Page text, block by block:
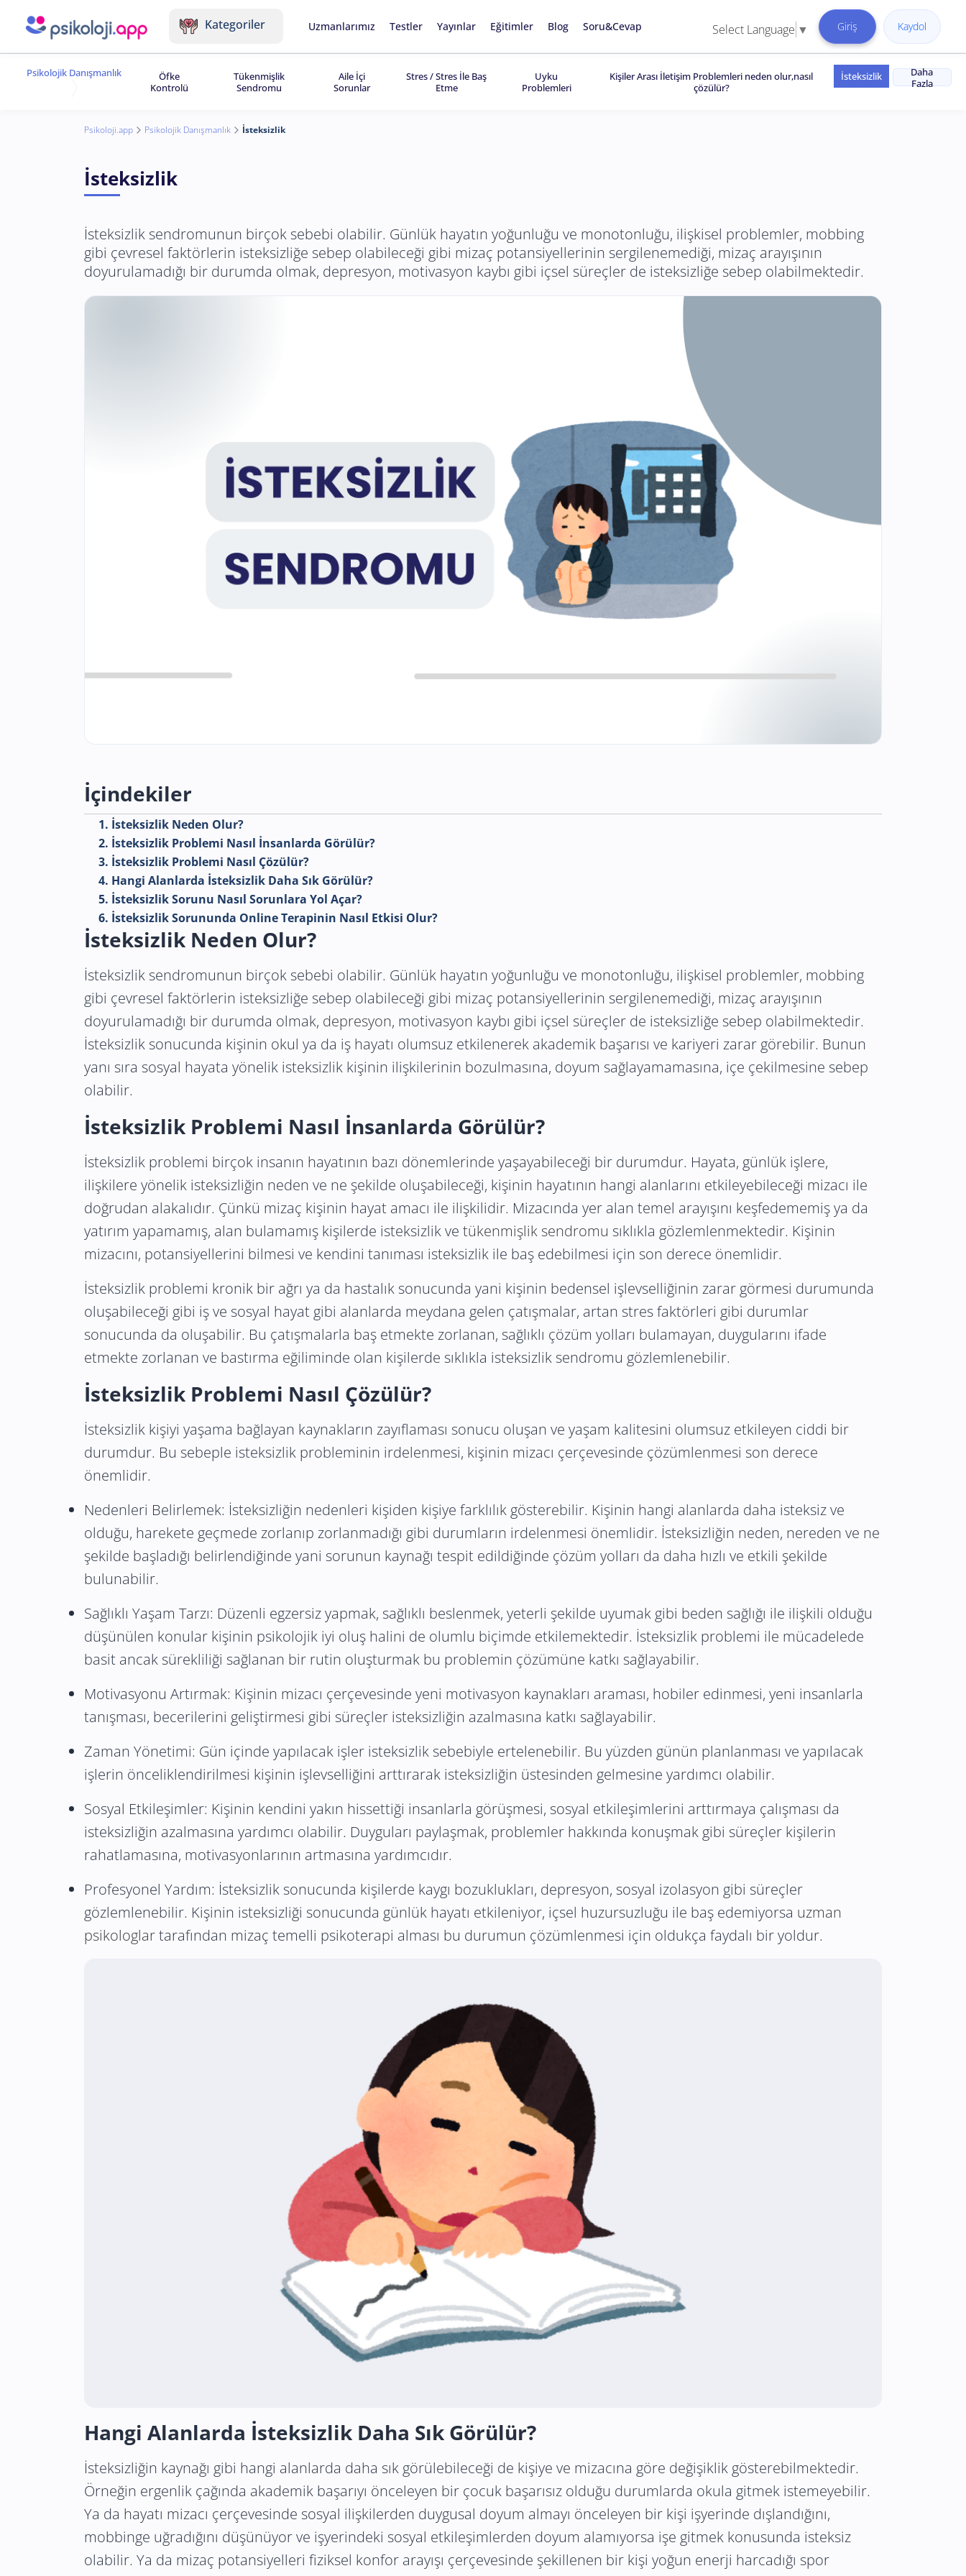
Kategoriler Uzmanlarımız Testler Yayınlar Eğitimler Blog Soru&Cevap Select Language ▼ Giriş Kaydol
Psikolojik Danışmanlık
Öfke
Kontrolü
Tükenmişlik
Sendromu
Aile İçi
Sorunlar
Stres / Stres İle Baş
Etme
Uyku
Problemleri
Kişiler Arası İletişim Problemleri neden olur,nasıl
çözülür?
İsteksizlik
Daha
Fazla
Psikoloji.app Psikolojik Danışmanlık İsteksizlik
İsteksizlik
İsteksizlik sendromunun birçok sebebi olabilir. Günlük hayatın yoğunluğu ve monotonluğu, ilişkisel problemler, mobbing
gibi çevresel faktörlerin isteksizliğe sebep olabileceği gibi mizaç potansiyellerinin sergilenemediği, mizaç arayışının
doyurulamadığı bir durumda olmak, depresyon, motivasyon kaybı gibi içsel süreçler de isteksizliğe sebep olabilmektedir.
İçindekiler
1. İsteksizlik Neden Olur?
2. İsteksizlik Problemi Nasıl İnsanlarda Görülür?
3. İsteksizlik Problemi Nasıl Çözülür?
4. Hangi Alanlarda İsteksizlik Daha Sık Görülür?
5. İsteksizlik Sorunu Nasıl Sorunlara Yol Açar?
6. İsteksizlik Sorununda Online Terapinin Nasıl Etkisi Olur?
İsteksizlik Neden Olur?
İsteksizlik sendromunun birçok sebebi olabilir. Günlük hayatın yoğunluğu ve monotonluğu, ilişkisel problemler, mobbing
gibi çevresel faktörlerin isteksizliğe sebep olabileceği gibi mizaç potansiyellerinin sergilenemediği, mizaç arayışının
doyurulamadığı bir durumda olmak, depresyon, motivasyon kaybı gibi içsel süreçler de isteksizliğe sebep olabilmektedir.
İsteksizlik sonucunda kişinin okul ya da iş hayatı olumsuz etkilenerek akademik başarısı ve kariyeri zarar görebilir. Bunun
yanı sıra sosyal hayata yönelik isteksizlik kişinin ilişkilerinin bozulmasına, doyum sağlayamamasına, içe çekilmesine sebep
olabilir.
İsteksizlik Problemi Nasıl İnsanlarda Görülür?
İsteksizlik problemi birçok insanın hayatının bazı dönemlerinde yaşayabileceği bir durumdur. Hayata, günlük işlere,
ilişkilere yönelik isteksizliğin neden ve ne şekilde oluşabileceği, kişinin hayatının hangi alanlarını etkileyebileceği mizacı ile
doğrudan alakalıdır. Çünkü mizaç kişinin hayat amacı ile ilişkilidir. Mizacında yer alan temel arayışını keşfedememiş ya da
yatırım yapamamış, alan bulamamış kişilerde isteksizlik ve tükenmişlik sendromu sıklıkla gözlemlenmektedir. Kişinin
mizacını, potansiyellerini bilmesi ve kendini tanıması isteksizlik ile baş edebilmesi için son derece önemlidir.
İsteksizlik problemi kronik bir ağrı ya da hastalık sonucunda yani kişinin bedensel işlevselliğinin zarar görmesi durumunda
oluşabileceği gibi iş ve sosyal hayat gibi alanlarda meydana gelen çatışmalar, artan stres faktörleri gibi durumlar
sonucunda da oluşabilir. Bu çatışmalarla baş etmekte zorlanan, sağlıklı çözüm yolları bulamayan, duygularını ifade
etmekte zorlanan ve bastırma eğiliminde olan kişilerde sıklıkla isteksizlik sendromu gözlemlenebilir.
İsteksizlik Problemi Nasıl Çözülür?
İsteksizlik kişiyi yaşama bağlayan kaynakların zayıflaması sonucu oluşan ve yaşam kalitesini olumsuz etkileyen ciddi bir
durumdur. Bu sebeple isteksizlik probleminin irdelenmesi, kişinin mizacı çerçevesinde çözümlenmesi son derece
önemlidir.
Nedenleri Belirlemek: İsteksizliğin nedenleri kişiden kişiye farklılık gösterebilir. Kişinin hangi alanlarda daha isteksiz ve
olduğu, harekete geçmede zorlanıp zorlanmadığı gibi durumların irdelenmesi önemlidir. İsteksizliğin neden, nereden ve ne
şekilde başladığı belirlendiğinde yani sorunun kaynağı tespit edildiğinde çözüm yolları da daha hızlı ve etkili şekilde
bulunabilir.
Sağlıklı Yaşam Tarzı: Düzenli egzersiz yapmak, sağlıklı beslenmek, yeterli şekilde uyumak gibi beden sağlığı ile ilişkili olduğu
düşünülen konular kişinin psikolojik iyi oluş halini de olumlu biçimde etkilemektedir. İsteksizlik problemi ile mücadelede
basit ancak sürekliliği sağlanan bir rutin oluşturmak bu problemin çözümüne katkı sağlayabilir.
Motivasyonu Artırmak: Kişinin mizacı çerçevesinde yeni motivasyon kaynakları araması, hobiler edinmesi, yeni insanlarla
tanışması, becerilerini geliştirmesi gibi süreçler isteksizliğin azalmasına katkı sağlayabilir.
Zaman Yönetimi: Gün içinde yapılacak işler isteksizlik sebebiyle ertelenebilir. Bu yüzden günün planlanması ve yapılacak
işlerin önceliklendirilmesi kişinin işlevselliğini arttırarak isteksizliğin üstesinden gelmesine yardımcı olabilir.
Sosyal Etkileşimler: Kişinin kendini yakın hissettiği insanlarla görüşmesi, sosyal etkileşimlerini arttırmaya çalışması da
isteksizliğin azalmasına yardımcı olabilir. Duyguları paylaşmak, problemler hakkında konuşmak gibi süreçler kişilerin
rahatlamasına, motivasyonlarının artmasına yardımcıdır.
Profesyonel Yardım: İsteksizlik sonucunda kişilerde kaygı bozuklukları, depresyon, sosyal izolasyon gibi süreçler
gözlemlenebilir. Kişinin isteksizliği sonucunda günlük hayatı etkileniyor, içsel huzursuzluğu ile baş edemiyorsa uzman
psikologlartarafından mizaç temelli psikoterapi alması bu durumun çözümlenmesi için oldukça faydalı bir yoldur.
Hangi Alanlarda İsteksizlik Daha Sık Görülür?
İsteksizliğin kaynağı gibi hangi alanlarda daha sık görülebileceği de kişiye ve mizacına göre değişiklik gösterebilmektedir.
Örneğin ergenlik çağında akademik başarıyı önceleyen bir çocuk başarısız olduğu durumlarda okula gitmek istemeyebilir.
Ya da hayatı mizacı çerçevesinde sosyal ilişkilerden duygusal doyum almayı önceleyen bir kişi işyerinde dışlandığını,
mobbinge uğradığını düşünüyor ve işyerindeki sosyal etkileşimlerden doyum alamıyorsa işe gitmek konusunda isteksiz
olabilir. Ya da mizaç potansiyelleri fiziksel konfor arayışı çerçevesinde şekillenen bir kişi yoğun enerji harcadığı spor